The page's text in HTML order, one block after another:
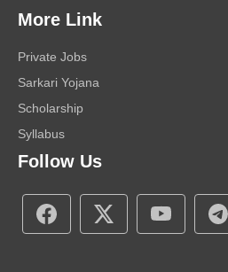
More Link
Private Jobs
Sarkari Yojana
Scholarship
Syllabus
Follow Us